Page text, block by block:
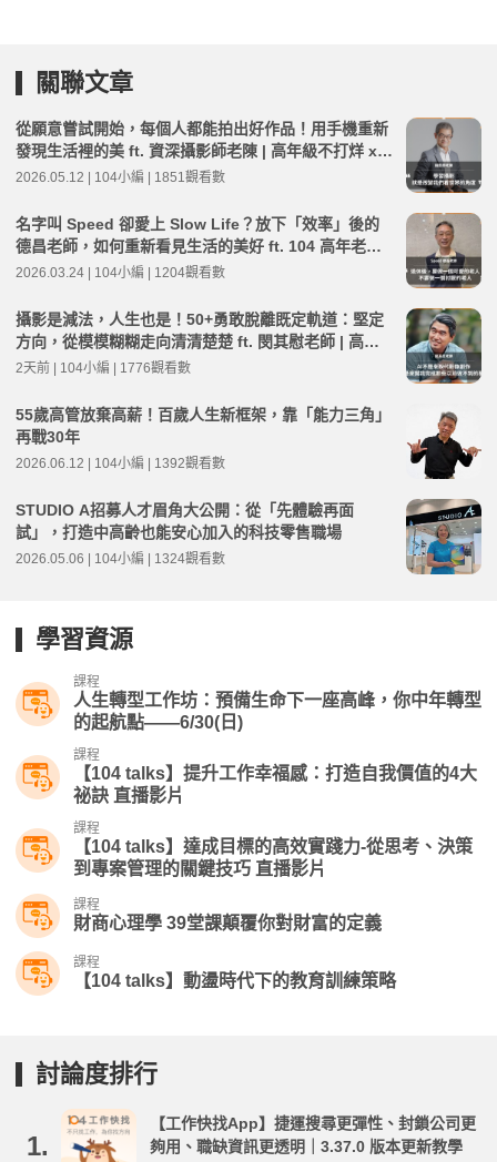
關聯文章
從願意嘗試開始，每個人都能拍出好作品！用手機重新
發現生活裡的美 ft. 資深攝影師老陳 | 高年級不打烊 x
用 AI 點亮第二人生 EP272
2026.05.12 | 104小編 | 1851觀看數
名字叫 Speed 卻愛上 Slow Life？放下「效率」後的
德昌老師，如何重新看見生活的美好 ft. 104 高年老師
Speed 德昌 | 高年級不打烊 x 用 AI 點亮第二人生 EP2
2026.03.24 | 104小編 | 1204觀看數
攝影是減法，人生也是！50+勇敢脫離既定軌道：堅定
方向，從模模糊糊走向清清楚楚 ft. 閔其慰老師 | 高年
級不打烊 x 用 AI 點亮第二人生 EP284
2天前 | 104小編 | 1776觀看數
55歲高管放棄高薪！百歲人生新框架，靠「能力三角」
再戰30年
2026.06.12 | 104小編 | 1392觀看數
STUDIO A招募人才眉角大公開：從「先體驗再面
試」，打造中高齡也能安心加入的科技零售職場
2026.05.06 | 104小編 | 1324觀看數
學習資源
課程
人生轉型工作坊：預備生命下一座高峰，你中年轉型
的起航點——6/30(日)
課程
【104 talks】提升工作幸福感：打造自我價值的4大
祕訣 直播影片
課程
【104 talks】達成目標的高效實踐力-從思考、決策
到專案管理的關鍵技巧 直播影片
課程
財商心理學 39堂課顛覆你對財富的定義
課程
【104 talks】動盪時代下的教育訓練策略
討論度排行
1.
【工作快找App】捷運搜尋更彈性、封鎖公司更
夠用、職缺資訊更透明｜3.37.0 版本更新教學